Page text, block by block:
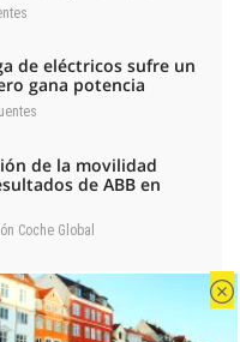
de eléctricos sufre un
gana potencia
de la movilidad
de ABB en
Coche Global
el Autogás para
la logística urbana
Coche Global